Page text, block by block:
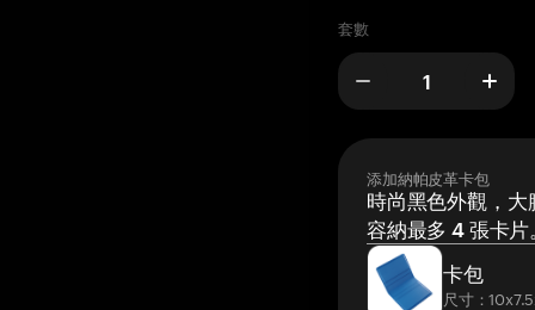
套數
添加納帕皮革卡包
時尚黑色外觀，大
容納最多 4 張卡片
卡包
尺寸：